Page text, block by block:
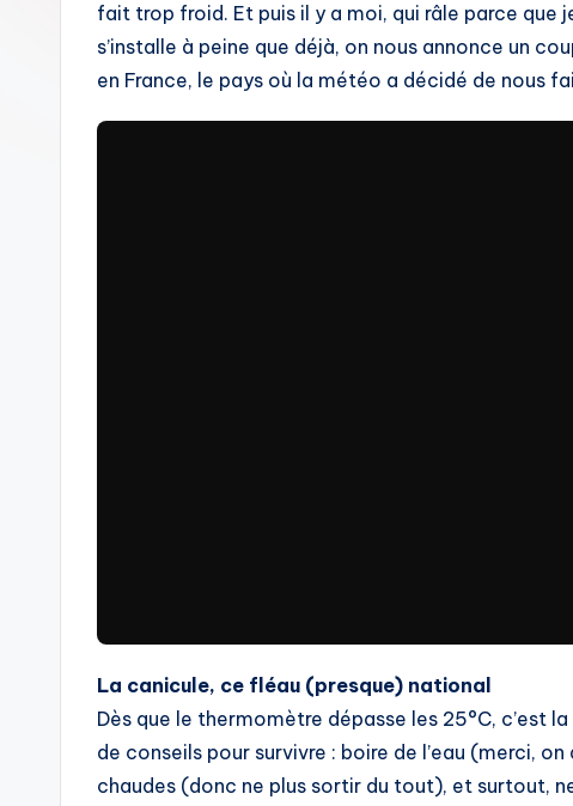
fait trop froid. Et puis il y a moi, qui râle parce que
s’installe à peine que déjà, on nous annonce un
en France, le pays où la météo a décidé de nous
La canicule, ce fléau (presque) national
Dès que le thermomètre dépasse les 25°C, c’est
de conseils pour survivre : boire de l’eau (merci,
chaudes (donc ne plus sortir du tout), et surtout,